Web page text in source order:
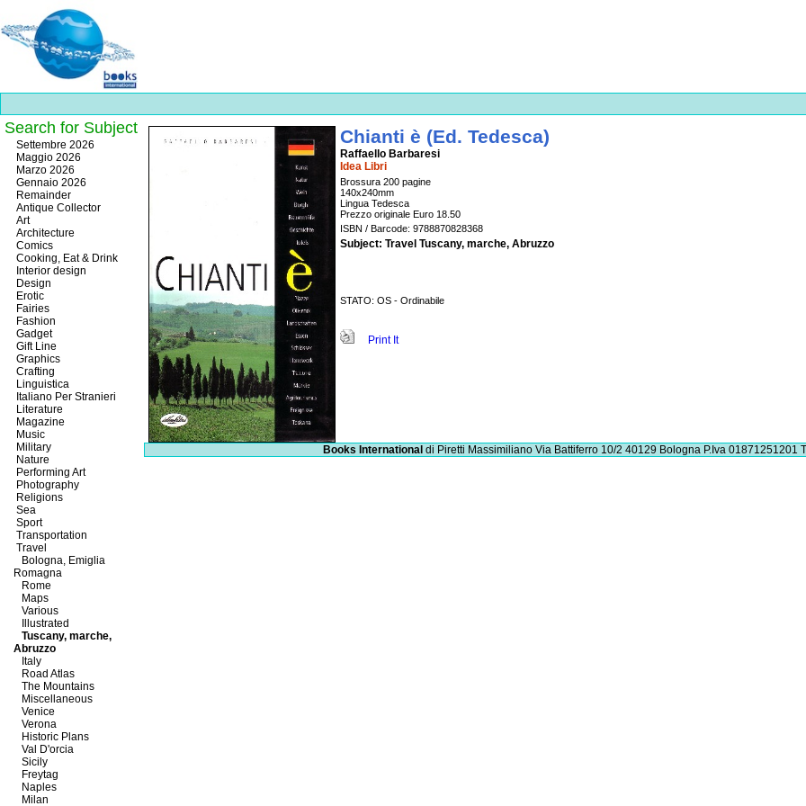
Best
slots
online
https://onlineslots.money/
Chianti è (Ed. Tedesca)
Raffaello Barbaresi
Idea Libri
Brossura 200 pagine
140x240mm
Lingua Tedesca
Prezzo originale Euro 18.50
ISBN / Barcode: 9788870828368
Subject: Travel Tuscany, marche, Abruzzo
STATO: OS - Ordinabile
Print It
Search for Subject
Settembre 2026
Maggio 2026
Marzo 2026
Gennaio 2026
Remainder
Antique Collector
Art
Architecture
Comics
Cooking, Eat & Drink
Interior design
Design
Erotic
Fairies
Fashion
Gadget
Gift Line
Graphics
Crafting
Linguistica
Italiano Per Stranieri
Literature
Magazine
Music
Military
Nature
Performing Art
Photography
Religions
Sea
Sport
Transportation
Travel
Bologna, Emiglia
Romagna
Rome
Maps
Various
Illustrated
Tuscany, marche,
Abruzzo
Italy
Road Atlas
The Mountains
Miscellaneous
Venice
Verona
Historic Plans
Val D'orcia
Sicily
Freytag
Naples
Milan
Books International di Piretti Massimiliano Via Battiferro 10/2 40129 Bologna P.Iva 01871251201